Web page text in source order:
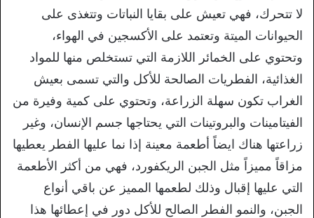
لا تتحرك، فهي تعيش على بقايا النباتات وتتغذى على
الحيوانات الميتة وتعتمد على الأكسجين في الهواء،
وتحتوي على الخمائر اللازمة التي تستخلص منها للمواد
الغذائية، الفطريات الصالحة للأكل والتي تسمى بعيش
الغراب تكون سهلة الزراعة، وتحتوي على كمية وفيرة من
الفيتامينات والبروتينات التي يحتاجها جسم الإنسان، وغير
زراعتها هناك ايضاً أطعمة معينة إذا نما عليها الفطر يعطيها
مزاقاً مميزاً مثل الجبن الريكفورد، فهي من أكثر الأطعمة
التي عليها إقبال وذلك لطعمها المميز عن باقي أنواع
الجبن، والنمو الفطر الصالح للأكل دور في إعطائها هذا